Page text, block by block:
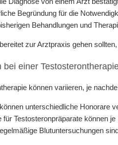
Begründung für die
Behandlungen und
zur Arztpraxis gehen
einer
können variieren, je
unterschiedliche Honorare
für Testosteronpräparate können
Blutuntersuchungen